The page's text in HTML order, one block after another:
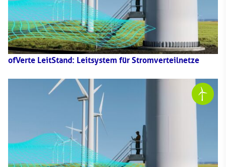
ofVerte LeitStand: Leitsystem für Stromverteilnetze